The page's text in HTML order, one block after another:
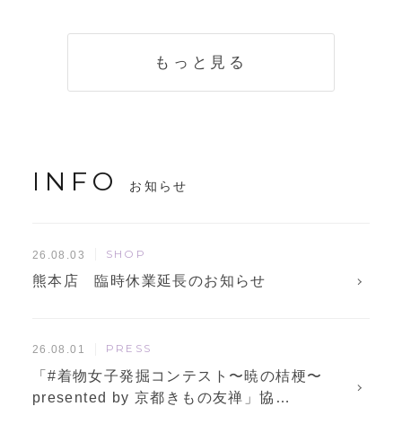
もっと見る
INFO お知らせ
26.08.03 SHOP
熊本店 臨時休業延長のお知らせ
26.08.01 PRESS
「#着物女子発掘コンテスト〜暁の桔梗〜
presented by 京都きもの友禅」協…